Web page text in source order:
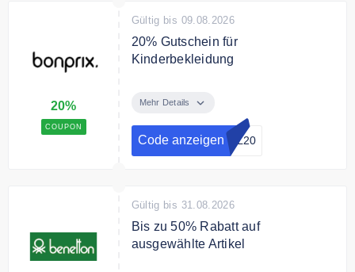
20%
COUPON
Gültig bis 09.08.2026
20% Gutschein für
Kinderbekleidung
Kinderbekleidung mit dem Code
sichern & gratis Versand.
Mehr Details
Code anzeigen OL20
Gültig bis 31.08.2026
Bis zu 50% Rabatt auf
ausgewählte Artikel